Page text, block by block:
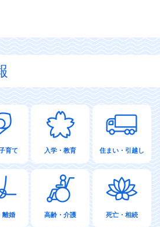
育て 入学・教育 住まい・引越し
離婚 高齢・介護 死亡・相続